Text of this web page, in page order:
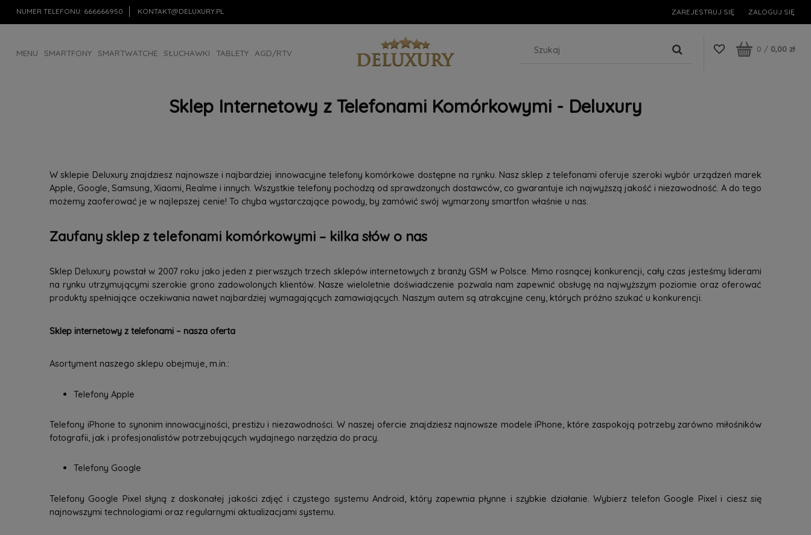
NUMER TELEFONU: 666666950 KONTAKT@DELUXURY.PL ZAREJESTRUJ SIĘ ZALOGUJ SIĘ
MENU SMARTFONY SMARTWATCHE SŁUCHAWKI TABLETY AGD/RTV 0 / 0,00 zł
Sklep Internetowy z Telefonami Komórkowymi - Deluxury
W sklepie Deluxury znajdziesz najnowsze i najbardziej innowacyjne telefony komórkowe dostępne na rynku. Nasz sklep z telefonami oferuje szeroki wybór urządzeń marek
Apple, Google, Samsung, Xiaomi, Realme i innych. Wszystkie telefony pochodzą od sprawdzonych dostawców, co gwarantuje ich najwyższą jakość i niezawodność. A do tego
możemy zaoferować je w najlepszej cenie! To chyba wystarczające powody, by zamówić swój wymarzony smartfon właśnie u nas.
Zaufany sklep z telefonami komórkowymi – kilka słów o nas
Sklep Deluxury powstał w 2007 roku jako jeden z pierwszych trzech sklepów internetowych z branży GSM w Polsce. Mimo rosnącej konkurencji, cały czas jesteśmy liderami
na rynku utrzymującymi szerokie grono zadowolonych klientów. Nasze wieloletnie doświadczenie pozwala nam zapewnić obsługę na najwyższym poziomie oraz oferować
produkty spełniające oczekiwania nawet najbardziej wymagających zamawiających. Naszym autem są atrakcyjne ceny, których próżno szukać u konkurencji.
Sklep internetowy z telefonami – nasza oferta
Asortyment naszego sklepu obejmuje, m.in.:
Telefony Apple
Telefony iPhone to synonim innowacyjności, prestiżu i niezawodności. W naszej ofercie znajdziesz najnowsze modele iPhone, które zaspokoją potrzeby zarówno miłośników
fotografii, jak i profesjonalistów potrzebujących wydajnego narzędzia do pracy.
Telefony Google
Telefony Google Pixel słyną z doskonałej jakości zdjęć i czystego systemu Android, który zapewnia płynne i szybkie działanie. Wybierz telefon Google Pixel i ciesz się
najnowszymi technologiami oraz regularnymi aktualizacjami systemu.